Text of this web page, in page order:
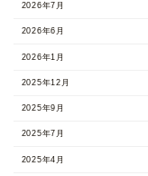
2026年7月
2026年6月
2026年1月
2025年12月
2025年9月
2025年7月
2025年4月